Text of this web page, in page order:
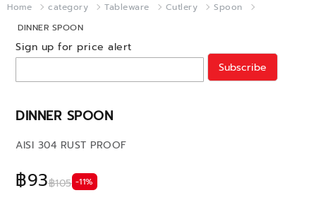
Home category Tableware Cutlery
Spoon
DINNER SPOON
DINNER SPOON
฿93฿105 -11%
AISI 304 RUST PROOF
Sign up for price alert
Subscribe